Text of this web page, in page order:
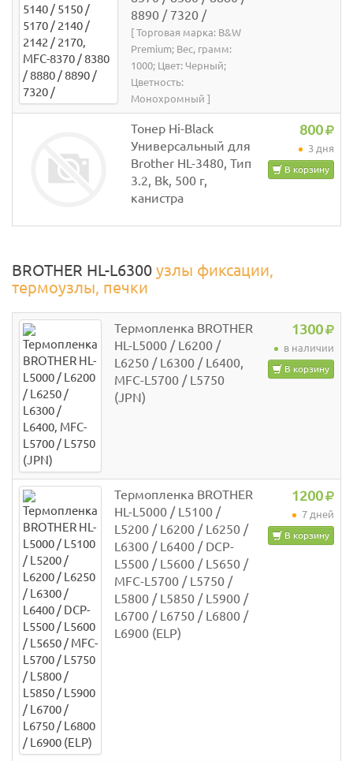
8890 / 7320 /
[ Торговая марка: B&W
Premium; Вес, грамм:
1000; Цвет: Черный;
Цветность:
Монохромный ]
Тонер Hi-Black
Универсальный для
Brother HL-3480, Тип
3.2, Bk, 500 г,
канистра
800
3 дня
В корзину
BROTHER HL-L6300 узлы фиксации,
термоузлы, печки
Термопленка BROTHER
HL-L5000 / L6200 /
L6250 / L6300 / L6400,
MFC-L5700 / L5750
(JPN)
1300
в наличии
В корзину
Термопленка BROTHER
HL-L5000 / L5100 /
L5200 / L6200 / L6250 /
L6300 / L6400 / DCP-
L5500 / L5600 / L5650 /
MFC-L5700 / L5750 /
L5800 / L5850 / L5900 /
L6700 / L6750 / L6800 /
L6900 (ELP)
1200
7 дней
В корзину